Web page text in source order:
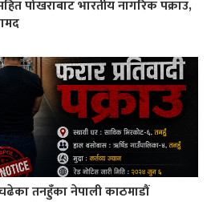
पोखराबाट भारतीय नागरिक पक्राउ,
तनहुँका नेपाली काठमाडौं